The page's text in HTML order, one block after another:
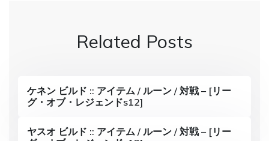
Related Posts
ケネン ビルド :: アイテム / ルーン / 対戦 – [リー
グ・オブ・レジェンドs12]
ヤスオ ビルド :: アイテム / ルーン / 対戦 – [リー